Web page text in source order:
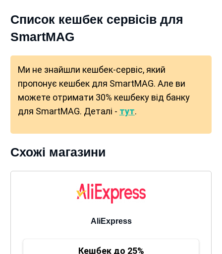
Список кешбек сервісів для
SmartMAG
Ми не знайшли кешбек-сервіс, який
пропонує кешбек для SmartMAG. Але ви
можете отримати 30% кешбеку від банку
для SmartMAG. Деталі - тут.
Схожі магазини
AliExpress
Кешбек до 25%